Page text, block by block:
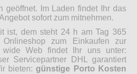
geöffnet. Im Laden findet Ihr das
sofort zum mitnehmen.
ist, dem steht 24 h am Tag 365
zum Einkaufen zur
wide Web findet Ihr uns unter:
Servicepartner DHL garantiert
bieten:günstige Porto Kosten